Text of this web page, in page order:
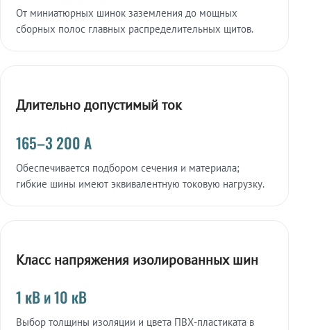
От миниатюрных шинок заземления до мощных
сборных полос главных распределительных щитов.
Длительно допустимый ток
165–3 200 А
Обеспечивается подбором сечения и материала;
гибкие шины имеют эквивалентную токовую нагрузку.
Класс напряжения изолированных шин
1 кВ и 10 кВ
Выбор толщины изоляции и цвета ПВХ-пластиката в